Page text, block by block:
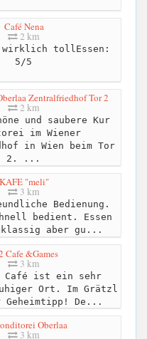
Café Nena
2 km
tollEssen:
5/5
Zentralfriedhof Tor 2
2 km
und saubere Kur
im Wiener
in Wien beim Tor
2. ...
KAFE "meli"
3 km
Bedienung.
bedient. Essen
aber gu...
Cafe &Games
3 km
Café ist ein sehr
Ort. Im Grätzl
De...
Oberlaa
3 km